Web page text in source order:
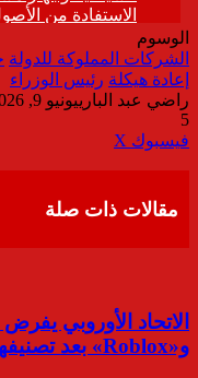
الوسوم
الشركات المملوكة للدولة
إعادة هيكلة رئيس الوزراء
راضي عبد البارييونيو 9, 2026
5
فيسبوك ‫X
مقالات ذات صلة
و«Roblox» بعد تصنيفهما منصات رقمية كبرى